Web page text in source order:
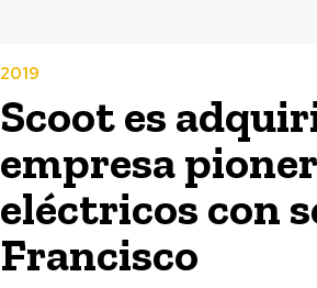
2019
Scoot es
empresa
eléctricos con
Francisco